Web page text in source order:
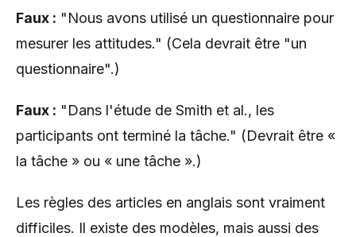
Faux : "Nous avons utilisé un questionnaire pour
mesurer les attitudes." (Cela devrait être "un
questionnaire".)
Faux : "Dans l'étude de Smith et al., les
participants ont terminé la tâche." (Devrait être «
la tâche » ou « une tâche ».)
Les règles des articles en anglais sont vraiment
difficiles. Il existe des modèles, mais aussi des